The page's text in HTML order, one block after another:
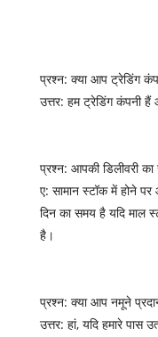
प्रश्न: क्या आप ट्रेडिंग
उत्तर: हम ट्रेडिंग कंपनी हैं
प्रश्न: आपकी डिलीवरी
ए: सामान स्टॉक में होने
दिन का समय है यदि माल
है।
प्रश्न: क्या आप नमूने
उत्तर: हां, यदि हमारे पास